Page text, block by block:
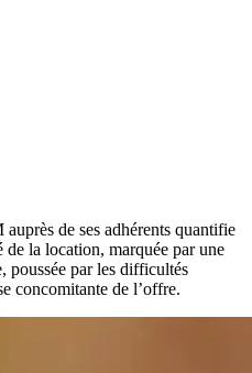
de ses adhérents quantifie
de la location, marquée par une
poussée par les difficultés
concomitante de l’offre.